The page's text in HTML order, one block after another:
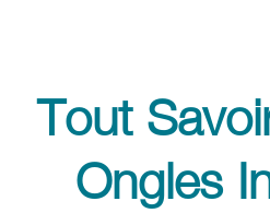
Tout
Ongles